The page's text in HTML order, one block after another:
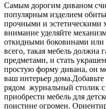
Самым дорогим диваном
популярным изделием
прочными и эстетическими
внимание уделяйте
откидными боковинами
всего, такая мебель должна
предметами, и стать
простую форму дивана, он
ваш интерьер
рядом журнальный столик
приобрести мебель для
поистине огромен.